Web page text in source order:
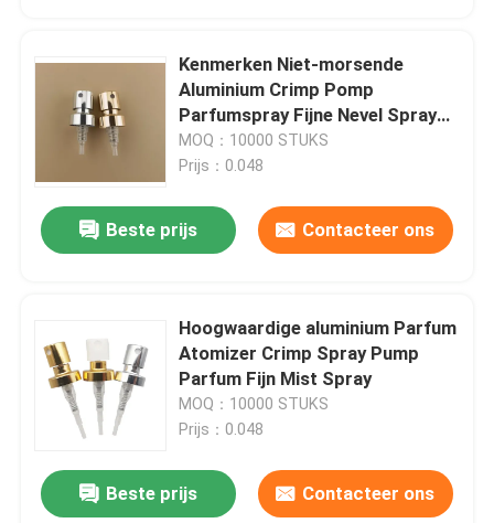
Kenmerken Niet-morsende
Aluminium Crimp Pomp
Parfumspray Fijne Nevel Spray
K401
MOQ：10000 STUKS
Prijs：0.048
Beste prijs Contacteer ons
Hoogwaardige aluminium Parfum
Atomizer Crimp Spray Pump
Parfum Fijn Mist Spray
MOQ：10000 STUKS
Prijs：0.048
Beste prijs Contacteer ons